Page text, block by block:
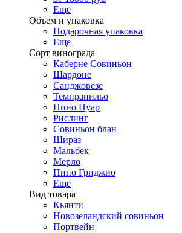
Еще
Объем и упаковка
Подарочная упаковка
Еще
Сорт винограда
Каберне Совиньон
Шардоне
Санджовезе
Темпранильо
Пино Нуар
Рислинг
Совиньон блан
Шираз
Мальбек
Мерло
Пино Гриджио
Еще
Вид товара
Кьянти
Новозеландский совиньон
Портвейн